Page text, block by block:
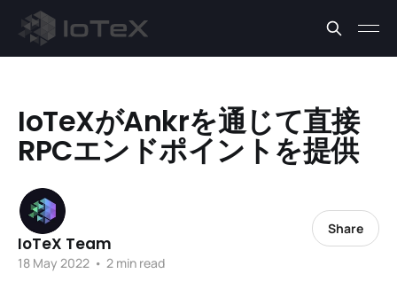
IoTeXがAnkrを通じて直接
RPCエンドポイントを提供
IoTeX Team
18 May 2022 • 2 min read
Share